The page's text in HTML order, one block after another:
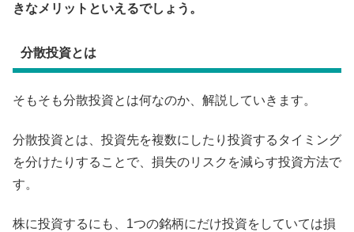
きなメリットといえるでしょう。
分散投資とは
そもそも分散投資とは何なのか、解説していきます。
分散投資とは、投資先を複数にしたり投資するタイミング
を分けたりすることで、損失のリスクを減らす投資方法で
す。
株に投資するにも、1つの銘柄にだけ投資をしていては損